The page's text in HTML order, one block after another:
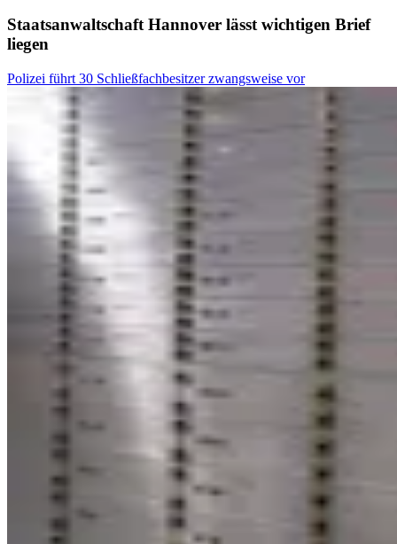
Staatsanwaltschaft Hannover lässt wichtigen Brief
liegen
Polizei führt 30 Schließfachbesitzer zwangsweise vor